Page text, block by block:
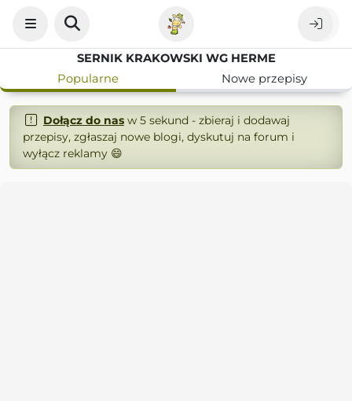
SERNIK KRAKOWSKI WG HERME
Popularne
Nowe przepisy
Dołącz do nasw 5 sekund - zbieraj i dodawaj
przepisy, zgłaszaj nowe blogi, dyskutuj na forum i
wyłącz reklamy 😄